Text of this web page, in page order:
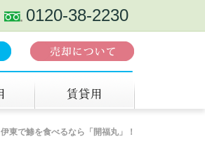
0120-38-2230
伊東で鯵を食べるなら「開福丸」！